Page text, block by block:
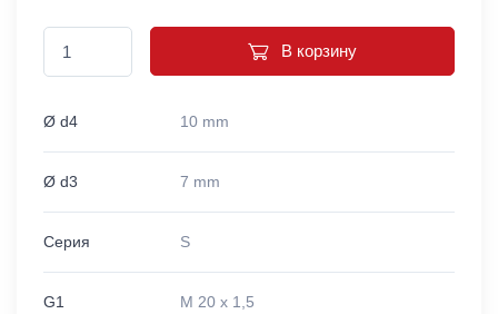
В корзину
Ø d4 10 mm
Ø d3 7 mm
Серия S
G1 M 20 x 1,5